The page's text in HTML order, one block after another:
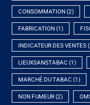
CONSOMMATION (2)
FABRICATION (1)
INDICATEUR DES VENTES
LIEUXSANSTABAC (1)
MARCHÉ DU TABAC (1)
NON FUMEUR(2)